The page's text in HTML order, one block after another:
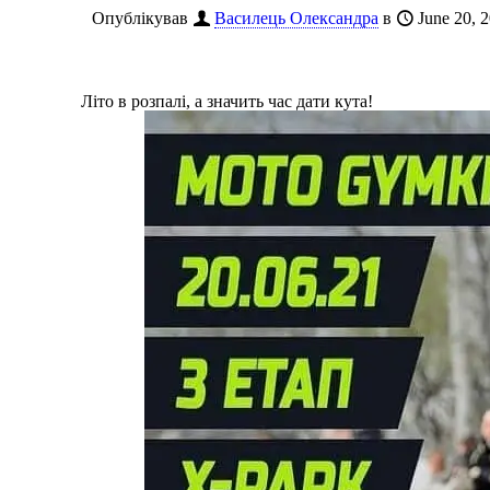
Опублікував Василець Олександра в June 20,
Літо в розпалі, а значить час дати кута!